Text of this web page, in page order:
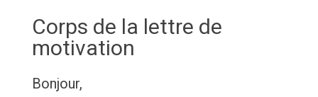
Corps de la lettre de
motivation
Bonjour,